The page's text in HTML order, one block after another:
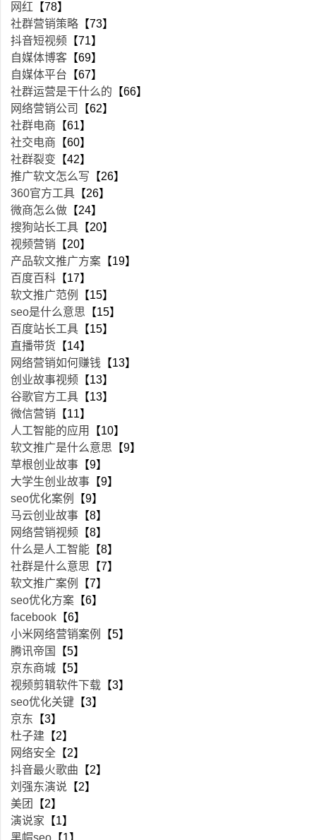
网红 【78】
社群营销策略 【73】
抖音短视频 【71】
自媒体博客 【69】
自媒体平台 【67】
社群运营是干什么的 【66】
网络营销公司
【62】
社群电商 【61】
社交电商 【60】
社群裂变 【42】
推广软文怎么写 【26】
360官方工具 【26】
微商怎么做 【24】
搜狗站长工具 【20】
视频营销 【20】
产品软文推广方案 【19】
百度百科 【17】
软文推广范例
【15】
seo是什么意思 【15】
百度站长工具 【15】
直播带货 【14】
网络营销如何赚钱 【13】
创业故事视频 【13】
谷歌官方工具 【13】
微信营销 【11】
人工智能的应用
【10】
软文推广是什么意思 【9】
草根创业故事 【9】
大学生创业故事 【9】
seo优化案例
【9】
马云创业故事 【8】
网络营销视频 【8】
什么是人工智能 【8】
社群是什么意思 【7】
软文推广案例
【7】
seo优化方案 【6】
facebook 【6】
小米网络营销案例
【5】
腾讯帝国
【5】
京东商城 【5】
视频剪辑软件下载 【3】
seo优化关键 【3】
京东 【3】
杜子建 【2】
网络安全 【2】
抖音最火歌曲 【2】
刘强东演说 【2】
美团
【2】
演说家 【1】